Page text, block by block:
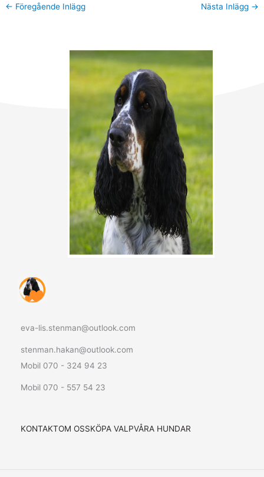
← Föregående Inlägg Nästa Inlägg →
eva-lis.stenman@outlook.com
stenman.hakan@outlook.com
Mobil 070 - 324 94 23
Mobil 070 - 557 54 23
KONTAKTOM OSSKÖPA VALPVÅRA HUNDAR